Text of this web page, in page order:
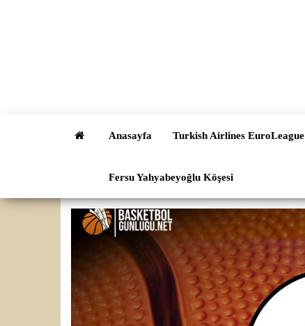
Anasayfa Turkish Airlines EuroLeague
Fersu Yahyabeyoğlu Köşesi